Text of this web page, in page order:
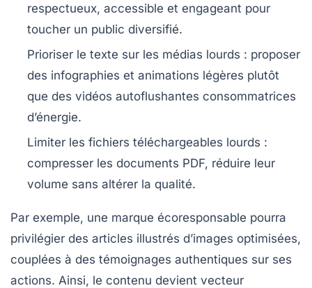
respectueux, accessible et engageant pour
toucher un public diversifié.
Prioriser le texte sur les médias lourds : proposer
des infographies et animations légères plutôt
que des vidéos autoflushantes consommatrices
d’énergie.
Limiter les fichiers téléchargeables lourds :
compresser les documents PDF, réduire leur
volume sans altérer la qualité.
Par exemple, une marque écoresponsable pourra
privilégier des articles illustrés d’images optimisées,
couplées à des témoignages authentiques sur ses
actions. Ainsi, le contenu devient vecteur